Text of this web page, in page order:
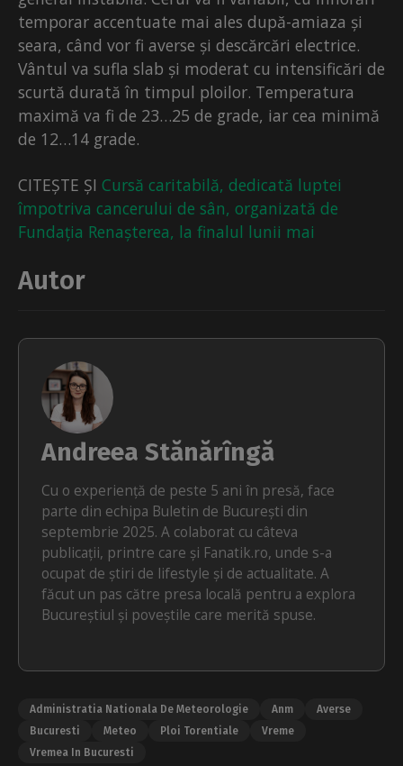
temporar accentuate mai ales după-amiaza și
seara, când vor fi averse și descărcări electrice.
Vântul va sufla slab și moderat cu intensificări de
scurtă durată în timpul ploilor. Temperatura
maximă va fi de 23…25 de grade, iar cea minimă
de 12…14 grade.
CITEȘTE ȘI Cursă caritabilă, dedicată luptei
împotriva cancerului de sân, organizată de
Fundația Renașterea, la finalul lunii mai
Autor
Andreea Stănărîngă
Cu o experiență de peste 5 ani în presă, face
parte din echipa Buletin de București din
septembrie 2025. A colaborat cu câteva
publicații, printre care și Fanatik.ro, unde s-a
ocupat de știri de lifestyle și de actualitate. A
făcut un pas către presa locală pentru a explora
Bucureștiul și poveștile care merită spuse.
Administratia Nationala De Meteorologie Anm
Averse
Bucuresti
Meteo Ploi Torentiale
Vreme
Vremea In Bucuresti